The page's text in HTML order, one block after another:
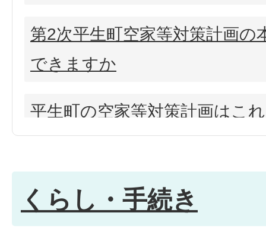
第2次平生町空家等対策計画の
できますか
平生町の空家等対策計画はこ
いますか
平生町汚水処理施設アクショ
すか
くらし・手続き